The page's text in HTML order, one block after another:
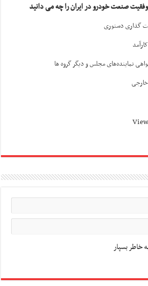
صنعت خودرو در ایران را چه می دانید
گذاری دستوری
نماینده‌های مجلس و دیگر گروه ها
خاطر بسپار